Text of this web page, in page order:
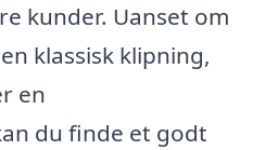
kunder. Uanset om
klassisk klipning,
en
du finde et godt